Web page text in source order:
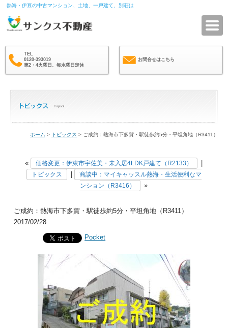
熱海・伊豆の中古マンション、土地、一戸建て、別荘は
TEL
0120-393019
第2・4火曜日、毎水曜日定休
お問合せはこちら
ホーム > トピックス > ご成約：熱海市下多賀・駅徒歩約5分・平坦角地（R3411）
« 価格変更：伊東市宇佐美・未入居4LDK戸建て（R2133）
トピックス
商談中：マイキャッスル熱海・生活便利なマ
ンション（R3416）
»
ご成約：熱海市下多賀・駅徒歩約5分・平坦角地（R3411）
2017/02/28
Pocket